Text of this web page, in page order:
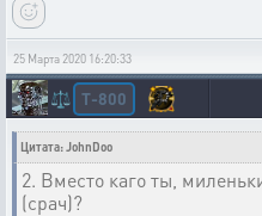
25 Марта 2020 16:20:33
⚖️ T-800
Цитата: JohnDoo
2. Вместо каго ты,
(срач)?